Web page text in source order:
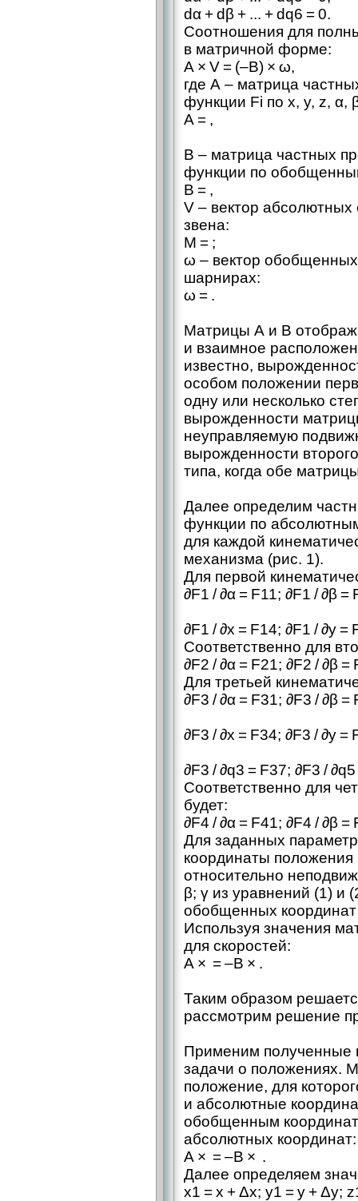
dα + dβ + ... + dq6 = 0.
Соотношения для
в матричной форме:
A × V = (–B) × ω,
где А – ​матрица
функции Fi по x, y, z, α,
A = ,
В – ​матрица частных
функции по
B = ,
V – ​вектор абсолютных
звена:
M = ;
ω – ​вектор
шарнирах:
ω = .
Матрицы А и В
и взаимное
известно,
особом положении
одну или несколько
вырожденности
неуправляемую
вырожденности
типа, когда обе
Далее определим
функции по
для каждой
механизма (рис. 1).
Для первой
∂F1 / ∂α = F11; ∂F1 / ∂β =
∂F1 / ∂x = F14; ∂F1 / ∂y =
Соответственно для
∂F2 / ∂α = F21; ∂F2 / ∂β =
Для третьей
∂F3 / ∂α = F31; ∂F3 / ∂β =
∂F3 / ∂x = F34; ∂F3 / ∂y =
∂F3 / ∂q3 = F37; ∂F3 /
Соответственно для
будет:
∂F4 / ∂α = F41; ∂F4 / ∂β =
Для заданных
координаты положения
относительно
β; γ из уравнений (1) и
обобщенных
Используя значения
для скоростей:
A × = –B × .
Таким образом
рассмотрим решение
Применим полученные
задачи о положениях.
положение, для
и абсолютные
обобщенным
абсолютных координат:
A × = –B × .
Далее определяем
x1 = x + Δx; y1 = y + Δy;